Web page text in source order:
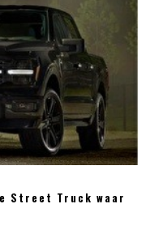
Street Truck waar